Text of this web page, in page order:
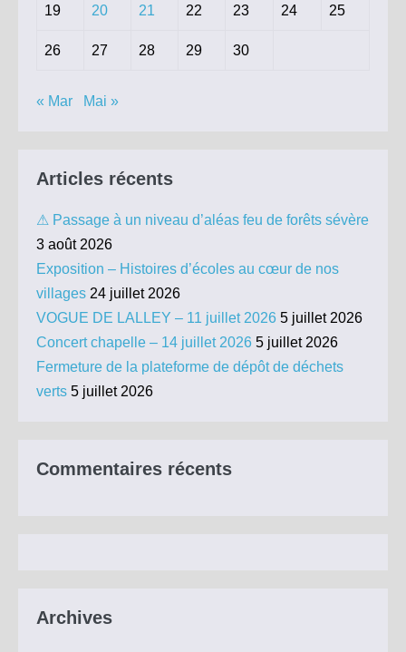
19 20 21 22 23 24 25
26 27 28 29 30
« Mar Mai »
Articles récents
⚠ Passage à un niveau d’aléas feu de forêts sévère
3 août 2026
Exposition – Histoires d’écoles au cœur de nos
villages 24 juillet 2026
VOGUE DE LALLEY – 11 juillet 2026 5 juillet 2026
Concert chapelle – 14 juillet 2026 5 juillet 2026
Fermeture de la plateforme de dépôt de déchets
verts 5 juillet 2026
Commentaires récents
Archives